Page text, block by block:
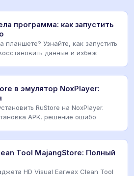
программа: как запустить
Узнайте, как запустить
данные и избеж
в эмулятор NoxPlayer:
RuStore на NoxPlayer.
APK, решение ошибо
Tool MajangStore: Полный
HD Visual Earwax Clean Tool